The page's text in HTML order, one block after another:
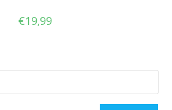
€19,99